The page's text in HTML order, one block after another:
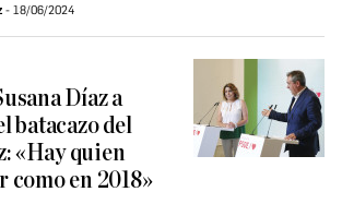
18/06/2024
Díaz a
batacazo del
«Hay quien
en 2018»